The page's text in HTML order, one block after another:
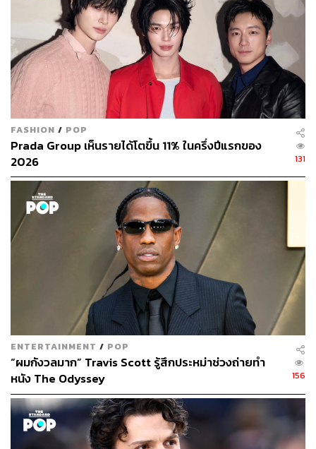
ABOUT THE AUTHOR
พิมพ์ คำภีร์
นักเขียนกองบรรณาธิการคัลเจอร์ สำนักข่าว
THE STANDARD
FASHION / POP
Prada Group เห็นรายได้โตขึ้น 11% ในครึ่งปีแรกของ
2026
131
ENTERTAINMENT / POP
“ผมกังวลมาก” Travis Scott รู้สึกประหม่าช่วงถ่ายทำ
หนัง The Odyssey
156